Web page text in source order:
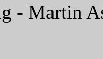
- Martin